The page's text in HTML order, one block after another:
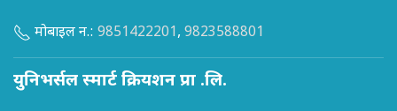
मोबाइल न.: 9851422201, 9823588801
युनिभर्सल स्मार्ट क्रियशन प्रा .लि.